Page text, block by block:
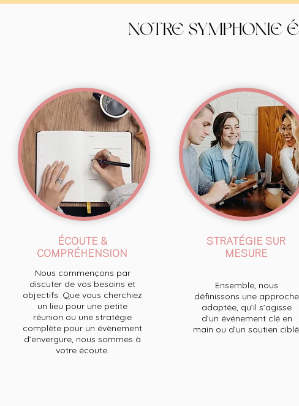
NOTRE SYMPHONIE
ÉCOUTE &
COMPRÉHENSION
Nous commençons par
discuter de vos besoins et
objectifs. Que vous cherchiez
un lieu pour une petite
réunion ou une stratégie
complète pour un évènement
d’envergure, nous sommes à
votre écoute.
STRATÉGIE SUR
MESURE
Ensemble, nous
définissons une approche
adaptée, qu’il s’agisse
d’un événement clé en
main ou d’un soutien